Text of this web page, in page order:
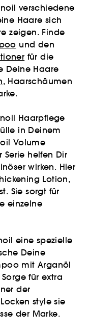
verschiedene
Haare sich
zeigen. Finde
und den
für die
Deine Haare
, Haarschäumen
Haarpflege
in Deinem
Volume
helfen Dir
wirken. Hier
Lotion,
Sie sorgt für
einzelne
eine spezielle
Deine
mit Arganöl
für extra
der
style sie
der Marke.